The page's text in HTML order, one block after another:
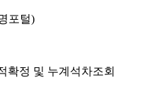
포털)
확정 및 누계석차조회